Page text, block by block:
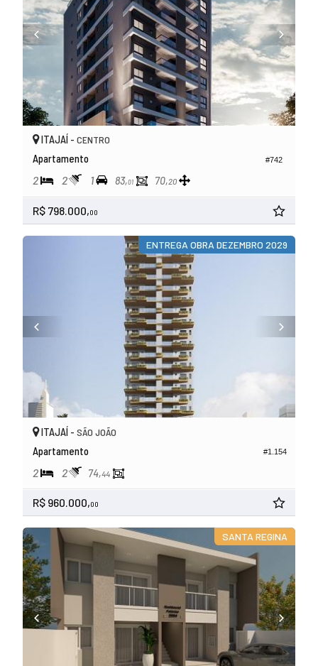
#742
ITAJAÍ - CENTRO
Apartamento
2 2 1 83,01 70,20
R$ 798.000,00
ENTREGA OBRA DEZEMBRO 2029
#1.154
ITAJAÍ - SÃO JOÃO
Apartamento
2 2 74,44
R$ 960.000,00
SANTA REGINA